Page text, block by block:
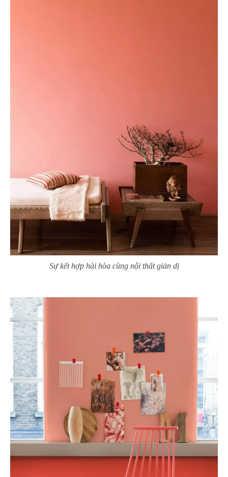
Sự kết hợp hài hòa cùng nội thất giản dị